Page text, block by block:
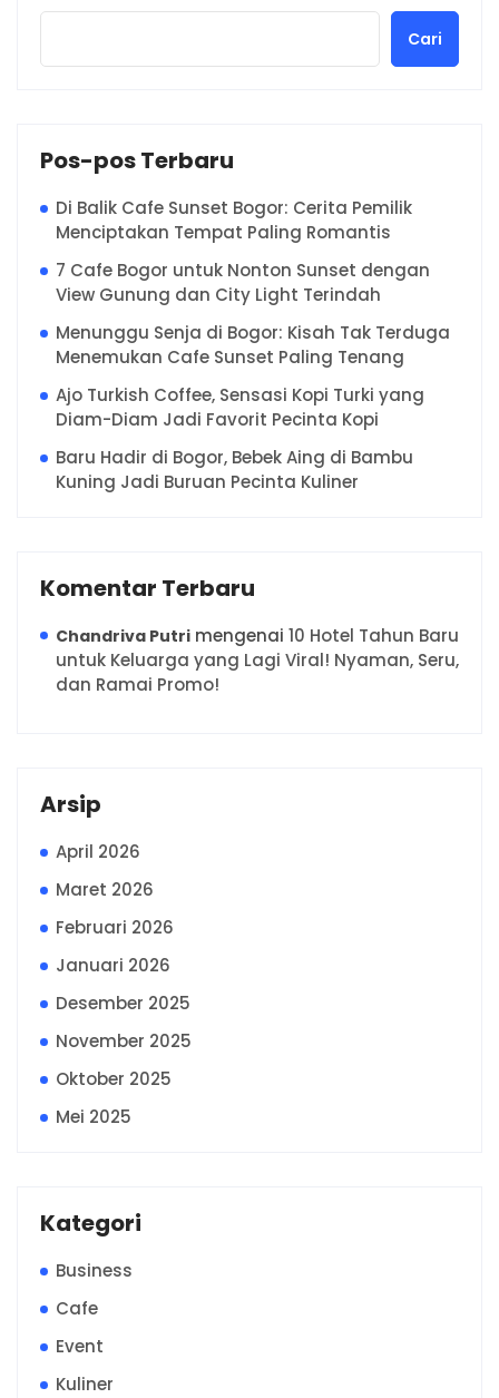
Cari
Pos-pos Terbaru
Di Balik Cafe Sunset Bogor: Cerita Pemilik
Menciptakan Tempat Paling Romantis
7 Cafe Bogor untuk Nonton Sunset dengan
View Gunung dan City Light Terindah
Menunggu Senja di Bogor: Kisah Tak Terduga
Menemukan Cafe Sunset Paling Tenang
Ajo Turkish Coffee, Sensasi Kopi Turki yang
Diam-Diam Jadi Favorit Pecinta Kopi
Baru Hadir di Bogor, Bebek Aing di Bambu
Kuning Jadi Buruan Pecinta Kuliner
Komentar Terbaru
Chandriva Putri mengenai 10 Hotel Tahun Baru
untuk Keluarga yang Lagi Viral! Nyaman, Seru,
dan Ramai Promo!
Arsip
April 2026
Maret 2026
Februari 2026
Januari 2026
Desember 2025
November 2025
Oktober 2025
Mei 2025
Kategori
Business
Cafe
Event
Kuliner